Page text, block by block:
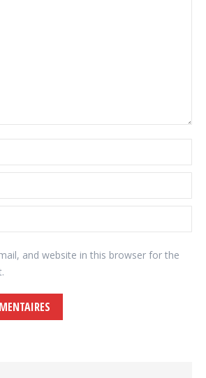
and website in this browser for the